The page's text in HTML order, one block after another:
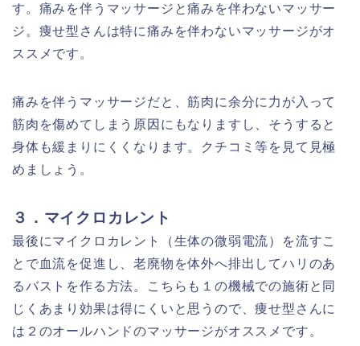
す。痛みを伴うマッサージと痛みを伴わないマッサー
ジ。痩せ型さんは特に痛みを伴わないマッサージがオ
ススメです。
痛みを伴うマッサージだと、筋肉に余分に力が入って
筋肉を傷めてしまう原因にもなりますし、そうすると
身体も緩まりにくくなります。クチコミ等を見て見極
めましょう。
３．マイクロカレント
最後にマイクロカレント（生体の微弱電流）を流すこ
とで血流を促進し、老廃物を体外へ排出してハリのあ
るバストを作る方法。こちらも１の機械での施術と同
じくあまり効果は得にくいと思うので、痩せ型さんに
は２のオールハンドのマッサージがオススメです。